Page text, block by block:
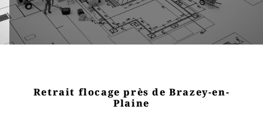
Retrait flocage près de Brazey-en-
Plaine